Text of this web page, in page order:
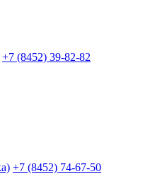
+7 (8452) 39-82-82
+7 (8452) 74-67-50